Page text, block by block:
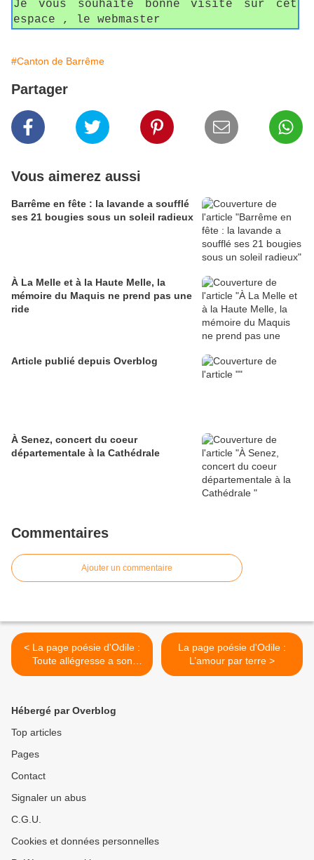
Je vous souhaite bonne visite sur cet
espace , le webmaster
#Canton de Barrême
Partager
Vous aimerez aussi
Barrême en fête : la lavande a soufflé
ses 21 bougies sous un soleil radieux
À La Melle et à la Haute Melle, la
mémoire du Maquis ne prend pas une
ride
Article publié depuis Overblog
À Senez, concert du coeur
départementale à la Cathédrale
Commentaires
Ajouter un commentaire
< La page poésie d'Odile :
Toute allégresse a son
défaut
La page poésie d'Odile :
L’amour par terre >
Hébergé par Overblog
Top articles
Pages
Contact
Signaler un abus
C.G.U.
Cookies et données personnelles